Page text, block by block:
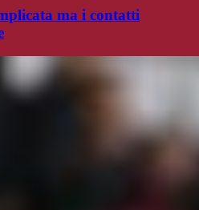
ma i contatti